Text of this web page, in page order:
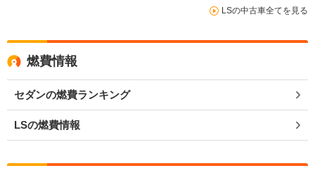
LSの中古車全てを見る
燃費情報
セダンの燃費ランキング
LSの燃費情報